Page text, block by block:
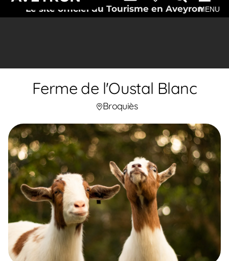
Le site officiel du Tourisme en AveyronMENU
Ferme de l'Oustal Blanc
Broquiès